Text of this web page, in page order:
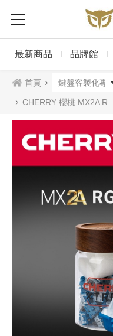
最新商品 品牌館
首頁
CHERRY 櫻桃 MX2A RGB 極光軸體罐 廠潤 5腳